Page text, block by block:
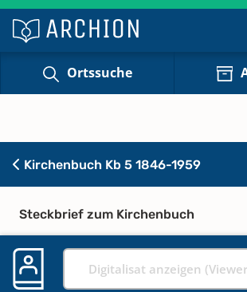
Ortssuche
Kirchenbuch Kb 5 1846-1959
Steckbrief zum Kirchenbuch
Digitalisat anzeigen